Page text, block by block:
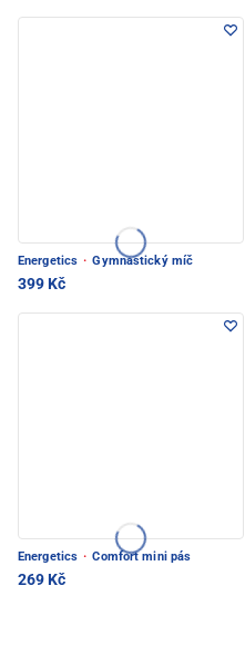
Energetics · Gymnastický míč
399 Kč
Energetics · Comfort mini pás
269 Kč